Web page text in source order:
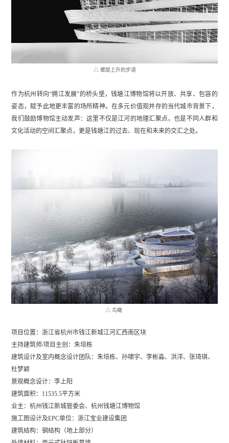
△ 螺旋上升的步道
作为杭州转向“拥江发展”的桥头堡，钱塘江博物馆将以开放、共享、包容的
姿态，赋予此地更丰富的场所精神。在多元价值观并存的当代城市背景下，
我们鼓励博物馆主动发声：这里不仅是江河的地理汇聚点，也是不同人群和
文化活动的空间汇聚点，更是钱塘江的过去、现在和未来的交汇之处。
△ 鸟瞰
项目位置：浙江省杭州市钱江新城江河汇西南区块
主持建筑师/项目主创：朱培栋
建筑设计及室内概念设计团队：朱培栋、孙啸宇、李彬淼、洪洋、张琦琪、
杜梦颖
景观概念设计：李上阳
建筑面积：11535.5平方米
业主：杭州钱江新城管委会、杭州钱塘江博物馆
施工图设计及EPC单位：浙江宝业建设集团
建筑结构：钢结构（地上部分）